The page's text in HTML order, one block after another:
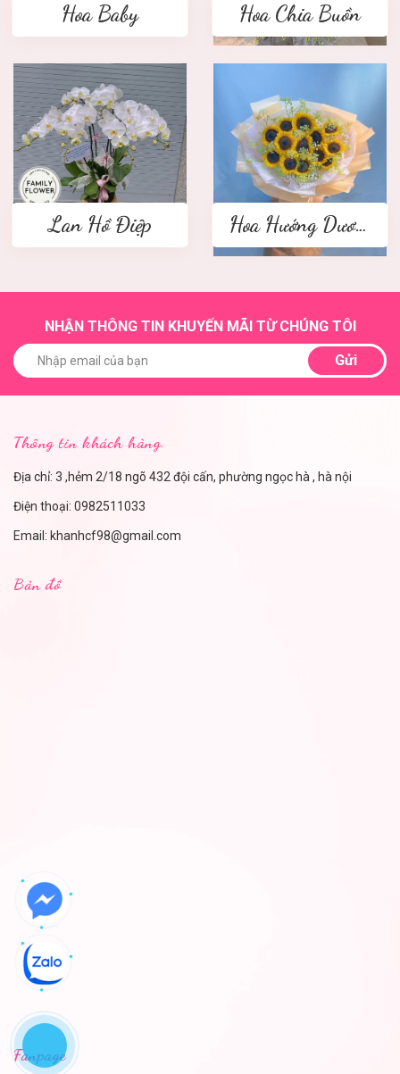
Hoa Baby Hoa Chia Buồn
Lan Hồ Điệp Hoa Hướng Dương
NHẬN THÔNG TIN KHUYẾN MÃI TỪ CHÚNG TÔI
Gửi
Thông tin khách hàng.
Địa chỉ: 3 ,hẻm 2/18 ngõ 432 đội cấn, phường ngọc hà , hà nội
Điện thoại: 0982511033
Email: khanhcf98@gmail.com
Bản đồ
Fanpage